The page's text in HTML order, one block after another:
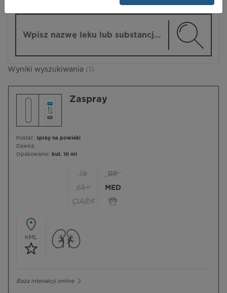
Wyniki wyszukiwania (1)
Zaspray
Postać: spray na powieki
Dawka:
Opakowanie: but. 10 ml
18
65+
CIĄŻA
RP
MED
KML
Baza interakcji online